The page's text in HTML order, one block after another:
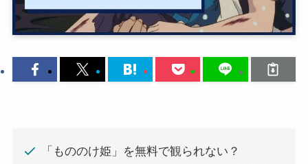
「もののけ姫」を無料で観られない？